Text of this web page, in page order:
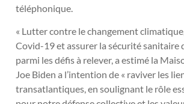
téléphonique.
« Lutter contre le changement
Covid-19 et assurer la sécurité sanitaire
parmi les défis à relever, a estimé la
Joe Biden a l’intention de « raviver les
transatlantiques, en soulignant le rôle